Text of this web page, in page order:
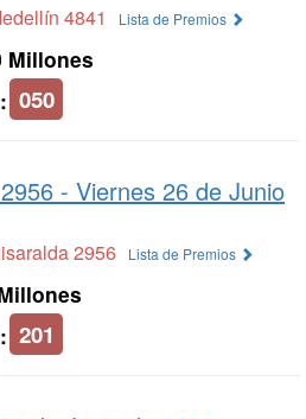
4841 Lista de Premios
Millones
050
- Viernes 26 de Junio
2956 Lista de Premios
201